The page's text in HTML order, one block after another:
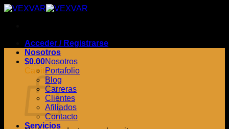
Saltar
Acceder / Registrarse
$0.00
Carrito
Nosotros
Nosotros
Portafolio
Blog
Carreras
Clientes
Afiliados
Contacto
Servicios